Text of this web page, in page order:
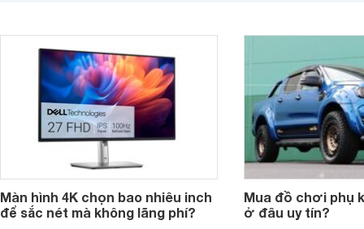
thay vì chỉ so sánh cấu hình trên giấy.
không, dùng được
Màn hình 4K chọn bao nhiêu inch
để sắc nét mà không lãng phí?
Mua đồ chơi phụ
ở đâu uy tín?